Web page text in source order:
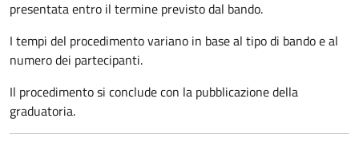
presentata entro il termine previsto dal bando.
I tempi del procedimento variano in base al tipo di bando e al
numero dei partecipanti.
Il procedimento si conclude con la pubblicazione della
graduatoria.